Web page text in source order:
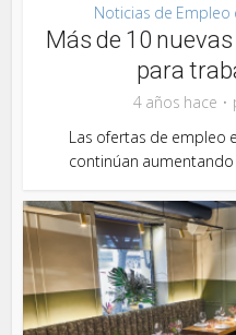
Noticias de Empleo
Más de 10
para
4 años hace
Las ofertas de empleo
continúan